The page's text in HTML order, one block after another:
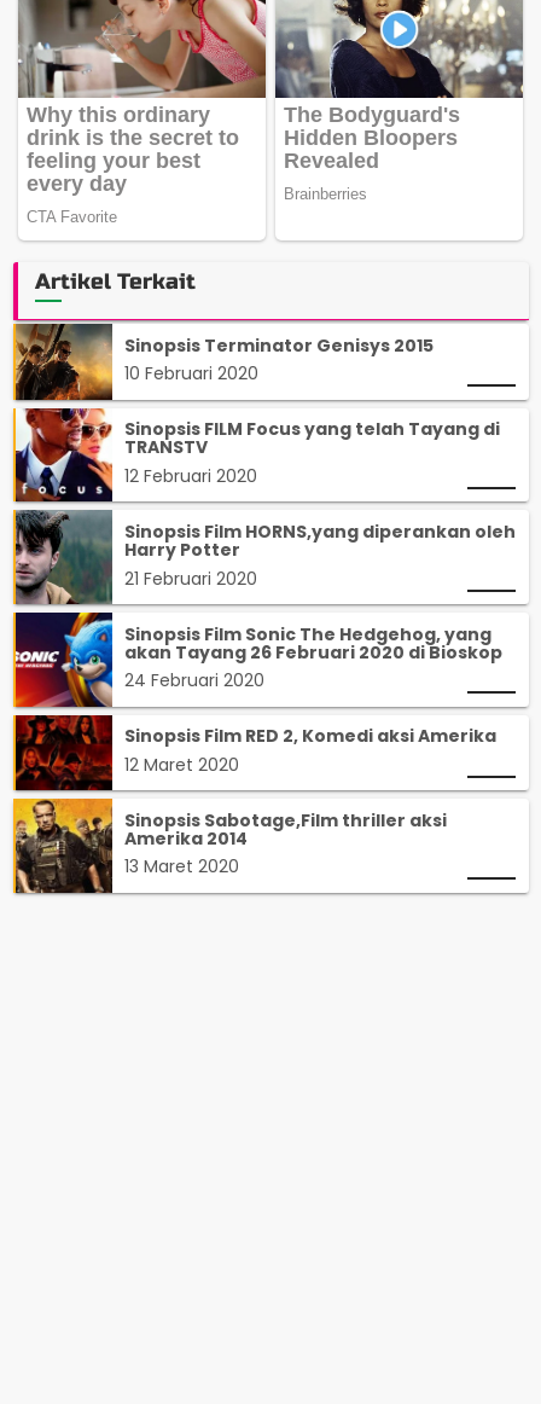
Artikel Terkait
Sinopsis Terminator Genisys 2015
10 Februari 2020
Sinopsis FILM Focus yang telah Tayang di
TRANSTV
12 Februari 2020
Sinopsis Film HORNS,yang diperankan oleh
Harry Potter
21 Februari 2020
Sinopsis Film Sonic The Hedgehog, yang
akan Tayang 26 Februari 2020 di Bioskop
24 Februari 2020
Sinopsis Film RED 2, Komedi aksi Amerika
12 Maret 2020
Sinopsis Sabotage,Film thriller aksi
Amerika 2014
13 Maret 2020